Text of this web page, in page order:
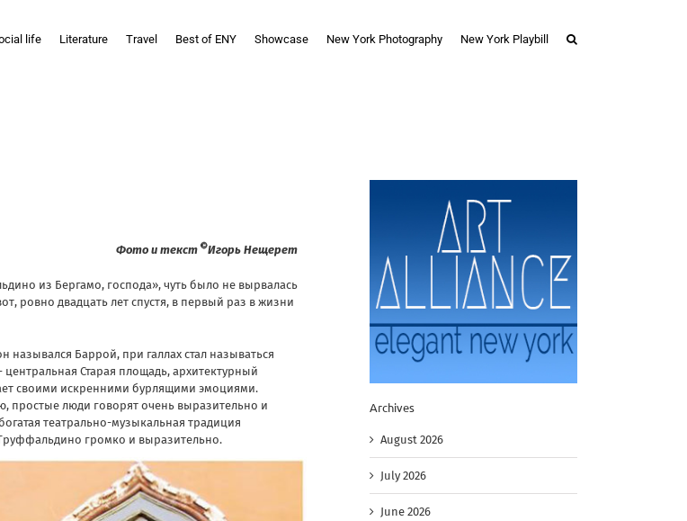
life Literature Travel Best of ENY Showcase New York Photography New York Playbill
Фото и текст Игорь Нещерет
из Бергамо, господа», чуть было не вырвалась
ровно двадцать лет спустя, в первый раз в жизни
назывался Баррой, при галлах стал называться
Старая площадь, архитектурный
своими искренними бурлящими эмоциями.
простые люди говорят очень выразительно и
театрально-музыкальная традиция
громко и выразительно.
Archives
August 2026
July 2026
June 2026